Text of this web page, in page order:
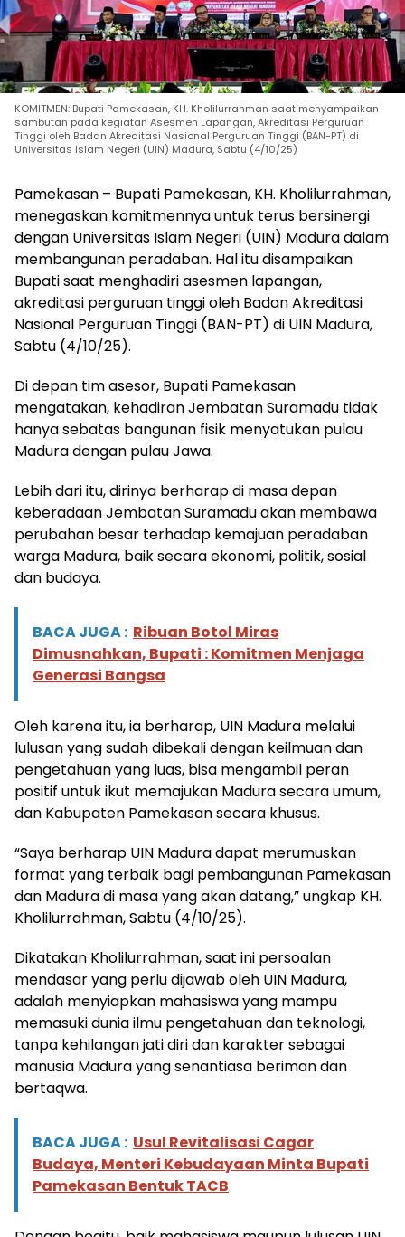
KOMITMEN: Bupati Pamekasan, KH. Kholilurrahman saat menyampaikan
sambutan pada kegiatan Asesmen Lapangan, Akreditasi Perguruan
Tinggi oleh Badan Akreditasi Nasional Perguruan Tinggi (BAN-PT) di
Universitas Islam Negeri (UIN) Madura, Sabtu (4/10/25)
Pamekasan – Bupati Pamekasan, KH. Kholilurrahman,
menegaskan komitmennya untuk terus bersinergi
dengan Universitas Islam Negeri (UIN) Madura dalam
membangunan peradaban. Hal itu disampaikan
Bupati saat menghadiri asesmen lapangan,
akreditasi perguruan tinggi oleh Badan Akreditasi
Nasional Perguruan Tinggi (BAN-PT) di UIN Madura,
Sabtu (4/10/25).
Di depan tim asesor, Bupati Pamekasan
mengatakan, kehadiran Jembatan Suramadu tidak
hanya sebatas bangunan fisik menyatukan pulau
Madura dengan pulau Jawa.
Lebih dari itu, dirinya berharap di masa depan
keberadaan Jembatan Suramadu akan membawa
perubahan besar terhadap kemajuan peradaban
warga Madura, baik secara ekonomi, politik, sosial
dan budaya.
BACA JUGA : Ribuan Botol Miras
Dimusnahkan, Bupati : Komitmen Menjaga
Generasi Bangsa
Oleh karena itu, ia berharap, UIN Madura melalui
lulusan yang sudah dibekali dengan keilmuan dan
pengetahuan yang luas, bisa mengambil peran
positif untuk ikut memajukan Madura secara umum,
dan Kabupaten Pamekasan secara khusus.
“Saya berharap UIN Madura dapat merumuskan
format yang terbaik bagi pembangunan Pamekasan
dan Madura di masa yang akan datang,” ungkap KH.
Kholilurrahman, Sabtu (4/10/25).
Dikatakan Kholilurrahman, saat ini persoalan
mendasar yang perlu dijawab oleh UIN Madura,
adalah menyiapkan mahasiswa yang mampu
memasuki dunia ilmu pengetahuan dan teknologi,
tanpa kehilangan jati diri dan karakter sebagai
manusia Madura yang senantiasa beriman dan
bertaqwa.
BACA JUGA : Usul Revitalisasi Cagar
Budaya, Menteri Kebudayaan Minta Bupati
Pamekasan Bentuk TACB